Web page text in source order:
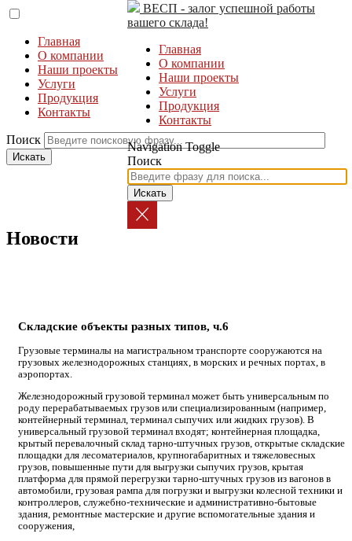
ВЕСП - залог успешной работы
вашего склада!
Главная
О компании
Наши проекты
Услуги
Продукция
Контакты
Navigation Toggle
Поиск
Главная
О компании
Наши проекты
Услуги
Продукция
Контакты
Поиск
Новости
Складские объекты разных типов, ч.6
Грузовые терминалы на магистральном транспорте сооружаются на
грузовых железнодорожных станциях, в морских и речных портах, в
аэропортах.
Железнодорожный грузовой терминал может быть универсальным по
роду перерабатываемых грузов или специализированным (например,
контейнерный терминал, терминал сыпучих или жидких грузов). В
универсальный грузовой терминал входят; контейнерная площадка,
крытый перевалочный склад тарно-штучных грузов, открытые складские
площадки для лесоматериалов, крупногабаритных и тяжеловесных
грузов, повышенные пути для выгрузки сыпучих грузов, крытая
платформа для прямой перегрузки тарно-штучных грузов из вагонов в
автомобили, грузовая рампа для погрузки и выгрузки колесной техники и
контроллеров, служебно-технические и административно-бытовые
здания, ремонтные мастерские и другие вспомогательные здания и
сооружения,